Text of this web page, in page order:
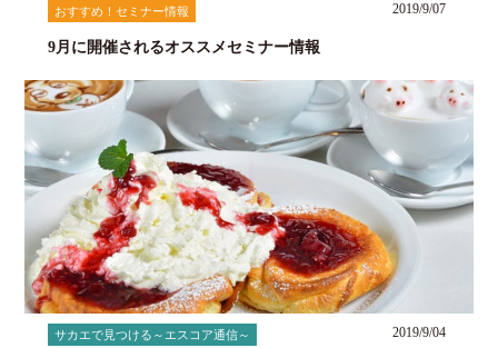
おすすめ！セミナー情報 2019/9/07
9月に開催されるオススメセミナー情報
サカエで見つける～エスコア通信～ 2019/9/04